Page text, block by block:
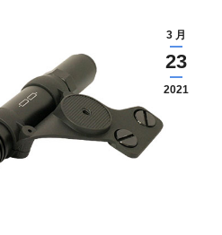
3 月
23
2021